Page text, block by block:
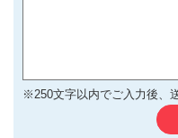
※250文字以内でご入力後、